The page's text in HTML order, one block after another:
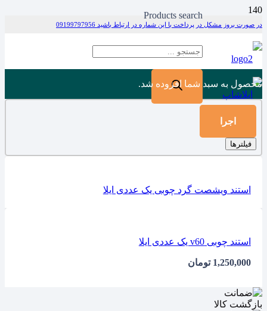
در صورت بروز مشکل در پرداخت با این شماره در ارتباط باشید 09199797956
Products search
محصول به سبد شما افزوده شد.
اجرا
فیلترها
استند ویشصت گرد چوبی یک عددی ایلا
استند چوبی v60 یک عددی ایلا
1,250,000 تومان